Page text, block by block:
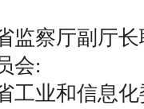
察厅副厅长
会:
业和信息化